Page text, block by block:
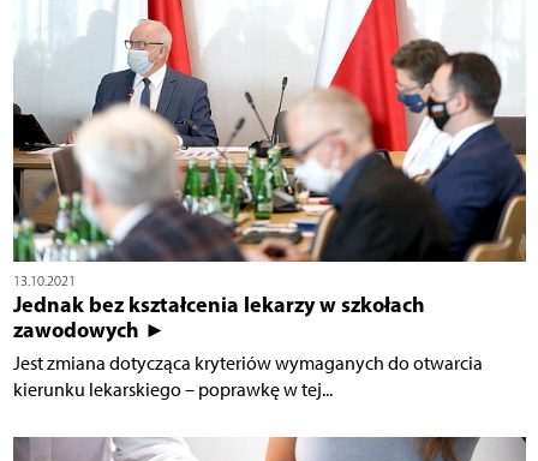
13.10.2021
Jednak bez kształcenia lekarzy w szkołach
zawodowych ►
Jest zmiana dotycząca kryteriów wymaganych do otwarcia
kierunku lekarskiego – poprawkę w tej...